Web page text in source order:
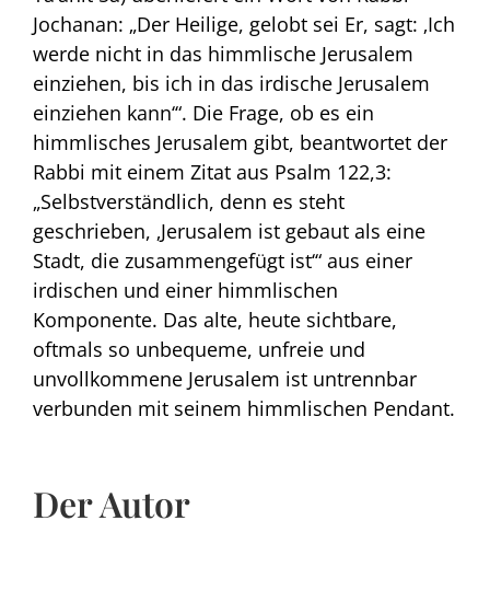
Jochanan: „Der Heilige, gelobt sei Er, sagt: ‚Ich
werde nicht in das himmlische Jerusalem
einziehen, bis ich in das irdische Jerusalem
einziehen kann‘“. Die Frage, ob es ein
himmlisches Jerusalem gibt, beantwortet der
Rabbi mit einem Zitat aus Psalm 122,3:
„Selbstverständlich, denn es steht
geschrieben, ‚Jerusalem ist gebaut als eine
Stadt, die zusammengefügt ist‘“ aus einer
irdischen und einer himmlischen
Komponente. Das alte, heute sichtbare,
oftmals so unbequeme, unfreie und
unvollkommene Jerusalem ist untrennbar
verbunden mit seinem himmlischen Pendant.
Der Autor